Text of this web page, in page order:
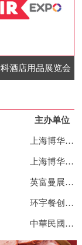
酒店用品展览会
主办单位
上海博华国际展览有限公司
上海博华国际展览有限公司
英富曼展览集团
环宇餐创展览集团
中華民國對外貿易發展協會、展昭國際企業股份有限公司